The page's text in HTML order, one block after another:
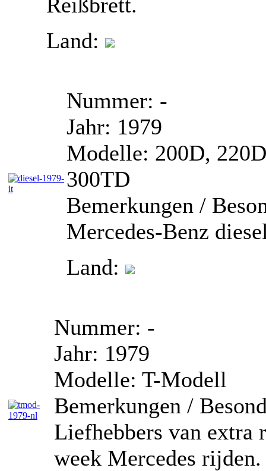
Land:
Nummer: -
Jahr: 1979
Modelle: 200D,
300TD
Bemerkungen /
Mercedes-Benz
Land:
Nummer: -
Jahr: 1979
Modelle: T-Modell
Bemerkungen /
Liefhebbers van extra
week Mercedes rijden.